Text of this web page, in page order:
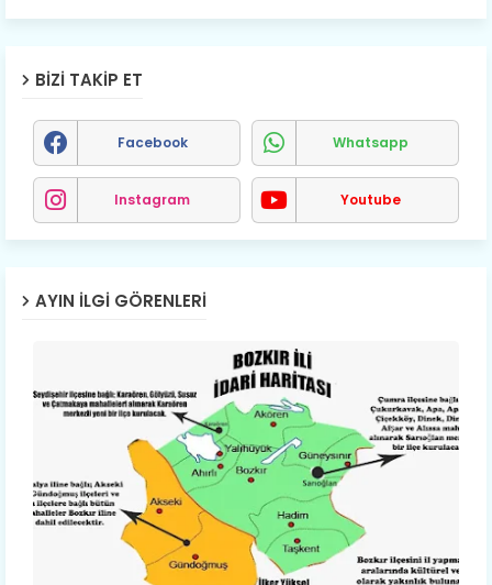
BIZI TAKIP ET
Facebook Whatsapp
Instagram Youtube
AYIN İLGI GÖRENLERI